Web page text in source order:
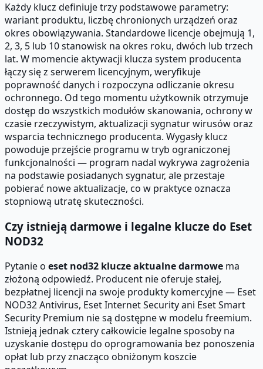
Każdy klucz definiuje trzy podstawowe parametry:
wariant produktu, liczbę chronionych urządzeń oraz
okres obowiązywania. Standardowe licencje obejmują 1,
2, 3, 5 lub 10 stanowisk na okres roku, dwóch lub trzech
lat. W momencie aktywacji klucza system producenta
łączy się z serwerem licencyjnym, weryfikuje
poprawność danych i rozpoczyna odliczanie okresu
ochronnego. Od tego momentu użytkownik otrzymuje
dostęp do wszystkich modułów skanowania, ochrony w
czasie rzeczywistym, aktualizacji sygnatur wirusów oraz
wsparcia technicznego producenta. Wygasły klucz
powoduje przejście programu w tryb ograniczonej
funkcjonalności — program nadal wykrywa zagrożenia
na podstawie posiadanych sygnatur, ale przestaje
pobierać nowe aktualizacje, co w praktyce oznacza
stopniową utratę skuteczności.
Czy istnieją darmowe i legalne klucze do Eset
NOD32
Pytanie o eset nod32 klucze aktualne darmowe ma
złożoną odpowiedź. Producent nie oferuje stałej,
bezpłatnej licencji na swoje produkty komercyjne — Eset
NOD32 Antivirus, Eset Internet Security ani Eset Smart
Security Premium nie są dostępne w modelu freemium.
Istnieją jednak cztery całkowicie legalne sposoby na
uzyskanie dostępu do oprogramowania bez ponoszenia
opłat lub przy znacząco obniżonym koszcie